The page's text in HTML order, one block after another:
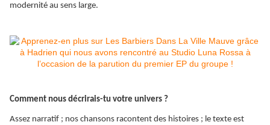
modernité au sens large.
Comment nous décrirais-tu votre univers ?
Assez narratif ; nos chansons racontent des histoires ; le texte est